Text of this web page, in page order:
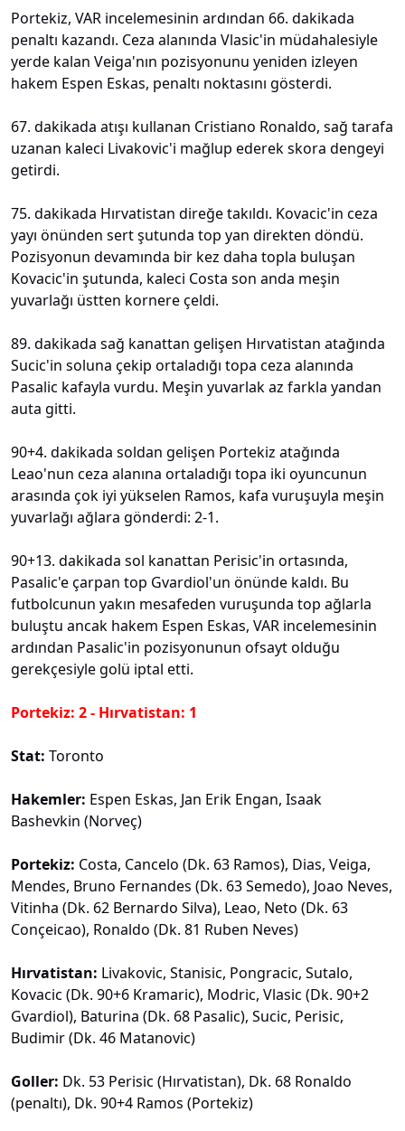
Portekiz, VAR incelemesinin ardından 66. dakikada
penaltı kazandı. Ceza alanında Vlasic'in müdahalesiyle
yerde kalan Veiga'nın pozisyonunu yeniden izleyen
hakem Espen Eskas, penaltı noktasını gösterdi.
67. dakikada atışı kullanan Cristiano Ronaldo, sağ tarafa
uzanan kaleci Livakovic'i mağlup ederek skora dengeyi
getirdi.
75. dakikada Hırvatistan direğe takıldı. Kovacic'in ceza
yayı önünden sert şutunda top yan direkten döndü.
Pozisyonun devamında bir kez daha topla buluşan
Kovacic'in şutunda, kaleci Costa son anda meşin
yuvarlağı üstten kornere çeldi.
89. dakikada sağ kanattan gelişen Hırvatistan atağında
Sucic'in soluna çekip ortaladığı topa ceza alanında
Pasalic kafayla vurdu. Meşin yuvarlak az farkla yandan
auta gitti.
90+4. dakikada soldan gelişen Portekiz atağında
Leao'nun ceza alanına ortaladığı topa iki oyuncunun
arasında çok iyi yükselen Ramos, kafa vuruşuyla meşin
yuvarlağı ağlara gönderdi: 2-1.
90+13. dakikada sol kanattan Perisic'in ortasında,
Pasalic'e çarpan top Gvardiol'un önünde kaldı. Bu
futbolcunun yakın mesafeden vuruşunda top ağlarla
buluştu ancak hakem Espen Eskas, VAR incelemesinin
ardından Pasalic'in pozisyonunun ofsayt olduğu
gerekçesiyle golü iptal etti.
Portekiz: 2 - Hırvatistan: 1
Stat: Toronto
Hakemler: Espen Eskas, Jan Erik Engan, Isaak
Bashevkin (Norveç)
Portekiz: Costa, Cancelo (Dk. 63 Ramos), Dias, Veiga,
Mendes, Bruno Fernandes (Dk. 63 Semedo), Joao Neves,
Vitinha (Dk. 62 Bernardo Silva), Leao, Neto (Dk. 63
Conçeicao), Ronaldo (Dk. 81 Ruben Neves)
Hırvatistan: Livakovic, Stanisic, Pongracic, Sutalo,
Kovacic (Dk. 90+6 Kramaric), Modric, Vlasic (Dk. 90+2
Gvardiol), Baturina (Dk. 68 Pasalic), Sucic, Perisic,
Budimir (Dk. 46 Matanovic)
Goller: Dk. 53 Perisic (Hırvatistan), Dk. 68 Ronaldo
(penaltı), Dk. 90+4 Ramos (Portekiz)